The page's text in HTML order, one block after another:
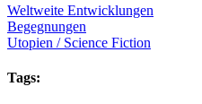
Weltweite Entwicklungen
Begegnungen
Utopien / Science Fiction
Tags: